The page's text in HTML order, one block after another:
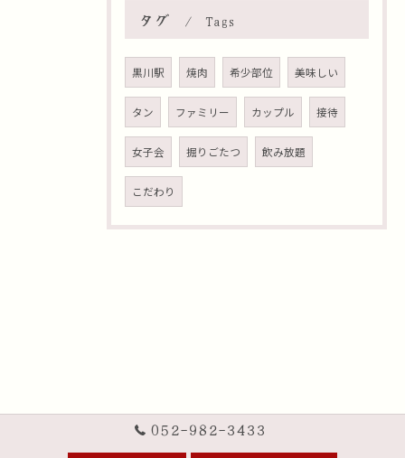
タグ Tags
黒川駅 焼肉 希少部位 美味しい
タン ファミリー カップル 接待
女子会 掘りごたつ 飲み放題
こだわり
052-982-3433